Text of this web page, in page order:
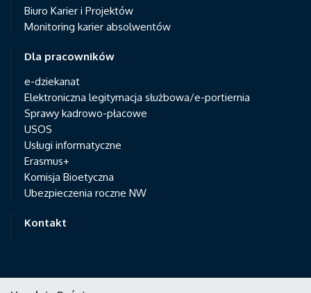
Biuro Karier i Projektów
Monitoring karier absolwentów
Dla pracowników
e-dziekanat
Elektroniczna legitymacja służbowa/e-portiernia
Sprawy kadrowo-płacowe
USOS
Usługi informatyczne
Erasmus+
Komisja Bioetyczna
Ubezpieczenia roczne NW
Kontakt